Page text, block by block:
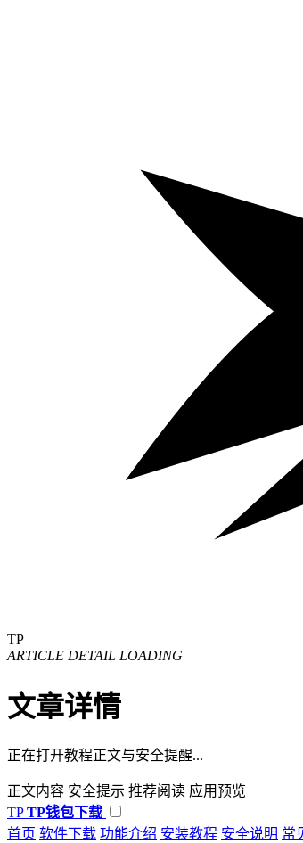
TP
ARTICLE DETAIL LOADING
文章详情
正在打开教程正文与安全提醒...
正文内容 安全提示 推荐阅读 应用预览
TP TP钱包下载
首页 软件下载 功能介绍 安装教程 安全说明 常